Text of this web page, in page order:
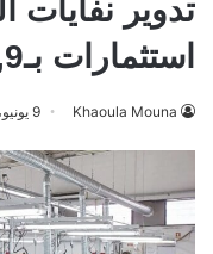
تدوير نفايات
استثمارات بـ1,9 مليار دولار
Khaoula Mouna 9 يونيو، 2026